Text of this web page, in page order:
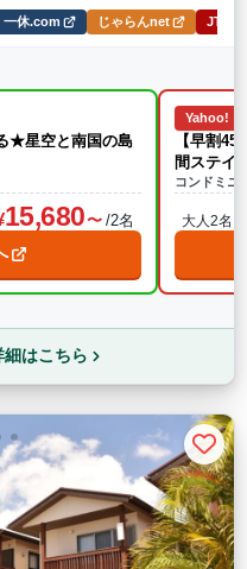
一休.com じゃらんnet JTB
★星空と南国の島
15,680 /2名
Yahoo!ト
【早割
間ステイ
コンドミニ
大人2名
はこちら